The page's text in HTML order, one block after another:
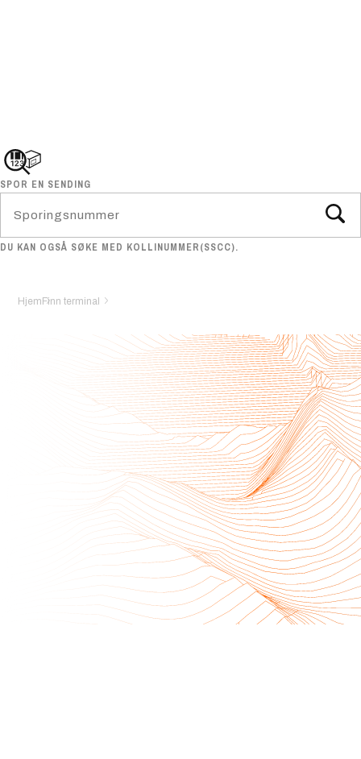
SPOR EN SENDING
DU KAN OGSÅ SØKE MED KOLLINUMMER(SSCC).
Hjem Finn terminal